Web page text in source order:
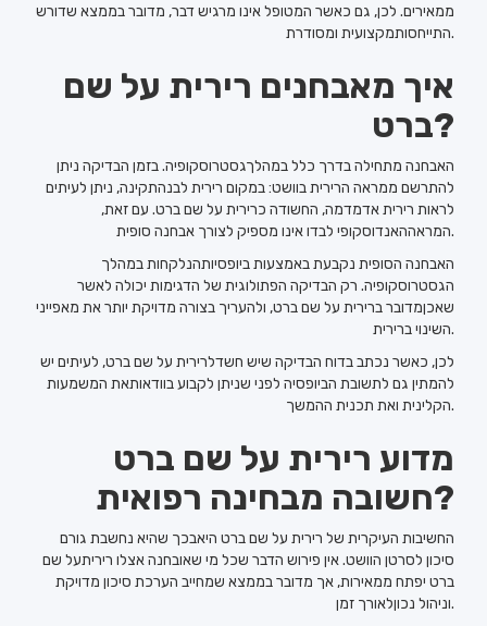
ממאירים. לכן, גם כאשר המטופל אינו מרגיש דבר, מדובר בממצא שדורש
התייחסותמקצועית ומסודרת.
איך מאבחנים רירית על שם
ברט?
האבחנה מתחילה בדרך כלל במהלךגסטרוסקופיה. בזמן הבדיקה ניתן
להתרשם ממראה הרירית בוושט: במקום רירית לבנהתקינה, ניתן לעיתים
לראות רירית אדמדמה, החשודה כרירית על שם ברט. עם זאת,
המראההאנדוסקופי לבדו אינו מספיק לצורך אבחנה סופית.
האבחנה הסופית נקבעת באמצעות ביופסיותהנלקחות במהלך
הגסטרוסקופיה. רק הבדיקה הפתולוגית של הדגימות יכולה לאשר
שאכןמדובר ברירית על שם ברט, ולהעריך בצורה מדויקת יותר את מאפייני
השינוי ברירית.
לכן, כאשר נכתב בדוח הבדיקה שיש חשדלרירית על שם ברט, לעיתים יש
להמתין גם לתשובת הביופסיה לפני שניתן לקבוע בוודאותאת המשמעות
הקלינית ואת תכנית ההמשך.
מדוע רירית על שם ברט
חשובה מבחינה רפואית?
החשיבות העיקרית של רירית על שם ברט היאבכך שהיא נחשבת גורם
סיכון לסרטן הוושט. אין פירוש הדבר שכל מי שאובחנה אצלו ריריתעל שם
ברט יפתח ממאירות, אך מדובר בממצא שמחייב הערכת סיכון מדויקת
וניהול נכוןלאורך זמן.